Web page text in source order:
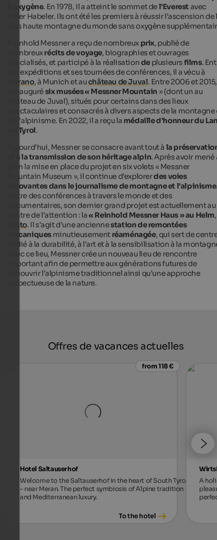
à oxygène. En 1978, il a atteint le sommet del’Everest avec
Peter Habeler. Ils ont été les premiers à réussir l’ascension de
plus haute montagne du monde sans oxygène
Reinhold Messner a reçu de nombreux prix, publié de
nombreuxrécits de voyage, biographies et ouvrages
spécialisés, et participé à la réalisationde plusieursfilms.
ses expéditions et ses tournées de conférences, il a vécu à
Merano, à Munich et auchâteau de Juval. Entre 2006 et
a inaugurésix musées « Messner Mountain » (dont un au
château de Juval), situés pour certains dans des lieux
spectaculaires et consacrés à divers aspects de la montagne
de l’alpinisme. En 2022, il a reçu la médaille d’honneur du
du Tyrol.
Aujourd’hui, Messner se consacre avant tout à la
et à la transmission de son héritage alpin. Après avoir mené
bien la mise en place du projet en six volets « Messner
Mountain Museum », il continue d’explorerdes voies
innovantes dans le journalisme de montagne et l’alpinisme
Outre des conférences à travers le monde et des
documentaires, son dernier grand projet est actuellement au
centre de l’attention : la« Reinhold Messner Haus » au Helm
Sesto. Il s’agit d’une anciennestation de remontées
mécaniques minutieusement réaménagée, qui sert de
dédié à la durabilité, à l’art et à la sensibilisation à la
Avec ce lieu, Messner crée un nouveau lieu de rencontre
important afin de permettre aux générations futures de
découvrir l’alpinisme traditionnel ainsi qu’une approche
respectueuse de la nature.
Offres de vacances actuelles
from 118 €
Hotel Saltauserhof
Welcome to the Saltauserhof in the heart of South Tyrol
– near Meran. The perfect symbiosis of Alpine tradition
and Mediterranean luxury.
To the hotel
A